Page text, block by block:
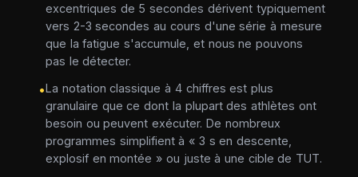
excentriques de 5 secondes dérivent typiquement
vers 2-3 secondes au cours d'une série à mesure
que la fatigue s'accumule, et nous ne pouvons
pas le détecter.
•La notation classique à 4 chiffres est plus
granulaire que ce dont la plupart des athlètes ont
besoin ou peuvent exécuter. De nombreux
programmes simplifient à « 3 s en descente,
explosif en montée » ou juste à une cible de TUT.